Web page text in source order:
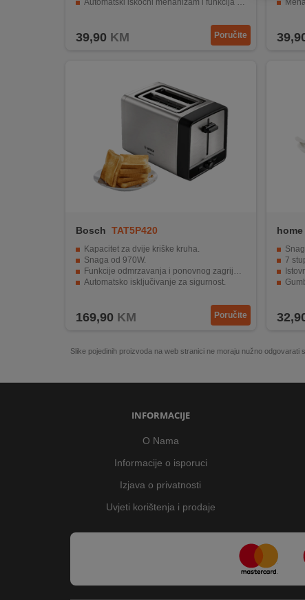
UČINKOVITOSTI
Automatski iskočni mehanizam i funkcija gašenja.
39,90 KM Poručite
Bosch TAT5P420
Kapacitet za dvije kriške kruha.
Snaga od 970W.
Funkcije odmrzavanja i ponovnog zagrijavanja.
Automatsko isključivanje za sigurnost.
169,90 KM Poručite
home
7
Slike pojedinih proizvoda na web stranici ne moraju nužno
INFORMACIJE
O Nama
Informacije o isporuci
Izjava o privatnosti
Uvjeti korištenja i prodaje